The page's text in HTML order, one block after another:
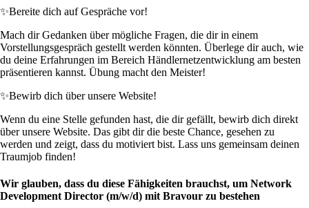
✨Bereite dich auf Gespräche vor!
Mach dir Gedanken über mögliche Fragen, die dir in einem
Vorstellungsgespräch gestellt werden könnten. Überlege dir auch, wie
du deine Erfahrungen im Bereich Händlernetzentwicklung am besten
präsentieren kannst. Übung macht den Meister!
✨Bewirb dich über unsere Website!
Wenn du eine Stelle gefunden hast, die dir gefällt, bewirb dich direkt
über unsere Website. Das gibt dir die beste Chance, gesehen zu
werden und zeigt, dass du motiviert bist. Lass uns gemeinsam deinen
Traumjob finden!
Wir glauben, dass du diese Fähigkeiten brauchst, um Network
Development Director (m/w/d) mit Bravour zu bestehen